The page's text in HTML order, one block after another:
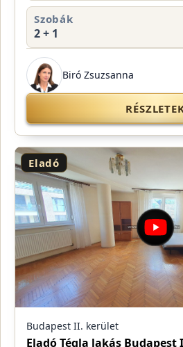
Szobák
2 + 1
Biró Zsuzsanna
Eladó
Budapest II. kerület
Eladó Tégla lakás